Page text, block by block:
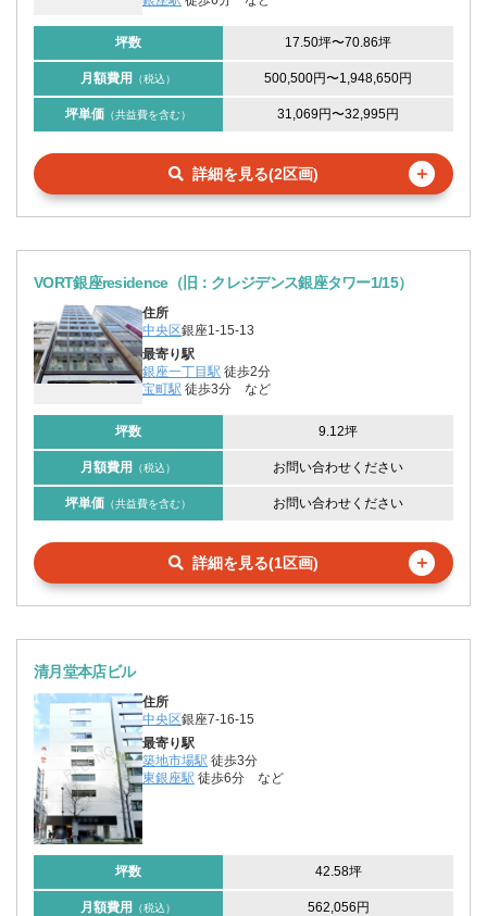
坪数 17.50坪〜70.86坪
月額費用 （税込） 500,500円〜1,948,650円
坪単価 （共益費を含む） 31,069円〜32,995円
詳細を見る(2区画) ＋
VORT銀座residence（旧：クレジデンス銀座タワー1/15）
住所
中央区銀座1-15-13
最寄り駅
銀座一丁目駅 徒歩2分
宝町駅 徒歩3分 など
坪数 9.12坪
月額費用 （税込） お問い合わせください
坪単価 （共益費を含む） お問い合わせください
詳細を見る(1区画) ＋
清月堂本店ビル
住所
中央区銀座7-16-15
最寄り駅
築地市場駅 徒歩3分
東銀座駅 徒歩6分 など
坪数 42.58坪
月額費用 （税込） 562,056円